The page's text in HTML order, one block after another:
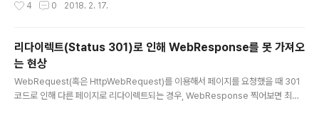
으로 이를 해제하여 렌더링하기 때문에 느끼지 못하지만, 코딩 환경에서는 엄격하게
u.AutomaticDecompression = DecompressionMethods.Deflat..
4 0 2018. 2. 17.
리다이렉트(Status 301)로 인해 WebResponse를 못 가져오
는 현상
WebRequest(혹은 HttpWebRequest)를 이용해서 페이지를 요청했을 때 301
코드로 인해 다른 페이지로 리다이렉트되는 경우, WebResponse 찍어보면 최종